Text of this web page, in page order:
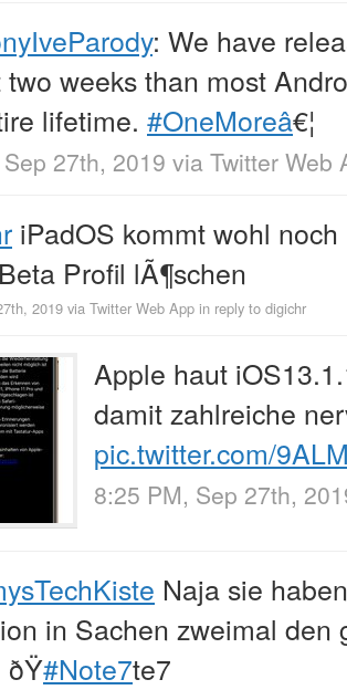
: We have
weeks than most
lifetime. #OneMoreâ€¦
27th, 2019 via Twitter Web
iPadOS kommt wohl
Profil lÃ¶schen
2019 via Twitter Web App in reply to digichr
Apple haut
damit zahlreiche
pic.twitter.com/
8:25 PM, Sep 27th,
Naja sie
in Sachen zweimal den
ðŸ#Note7te7